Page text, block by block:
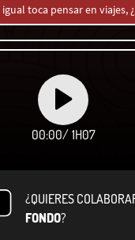
toca pensar en viajes,
00:00/ 1H07
¿QUIERES
FONDO?